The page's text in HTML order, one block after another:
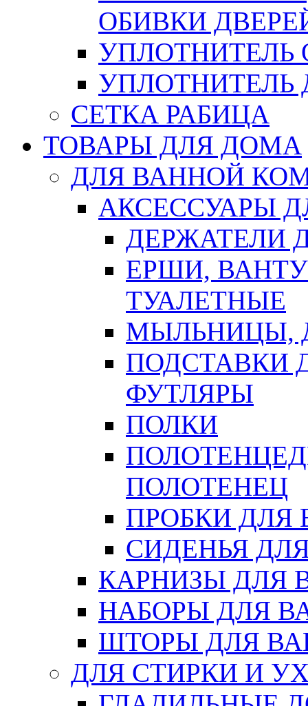
ОБИВКИ
УПЛОТНИТЕЛЬ
СЕТКА РАБИЦА
ТОВАРЫ ДЛЯ ДОМА
ДЛЯ ВАННОЙ
АКСЕССУАРЫ
ДЕРЖАТЕЛИ
ЕРШИ,
ТУАЛЕТНЫЕ
МЫЛЬНИЦЫ,
ПОДСТАВКИ
ФУТЛЯРЫ
ПОЛКИ
ПОЛОТЕНЕЦ
ПРОБКИ ДЛЯ
СИДЕНЬЯ
КАРНИЗЫ ДЛЯ
НАБОРЫ ДЛЯ
ШТОРЫ ДЛЯ
ДЛЯ СТИРКИ И